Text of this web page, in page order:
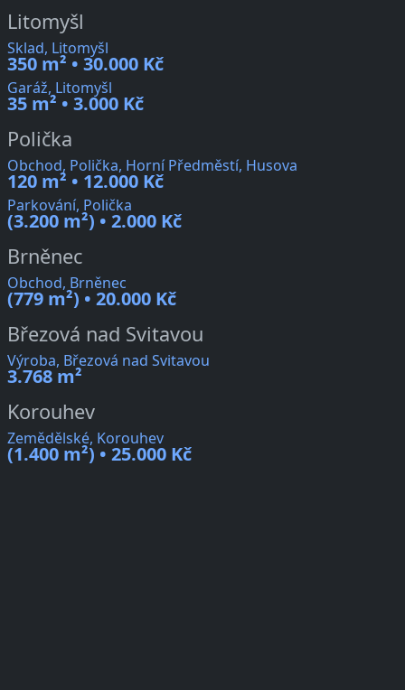
Litomyšl
Sklad, Litomyšl
350 m² • 30.000 Kč
Garáž, Litomyšl
35 m² • 3.000 Kč
Polička
Obchod, Polička, Horní Předměstí, Husova
120 m² • 12.000 Kč
Parkování, Polička
(3.200 m²) • 2.000 Kč
Brněnec
Obchod, Brněnec
(779 m²) • 20.000 Kč
Březová nad Svitavou
Výroba, Březová nad Svitavou
3.768 m²
Korouhev
Zemědělské, Korouhev
(1.400 m²) • 25.000 Kč